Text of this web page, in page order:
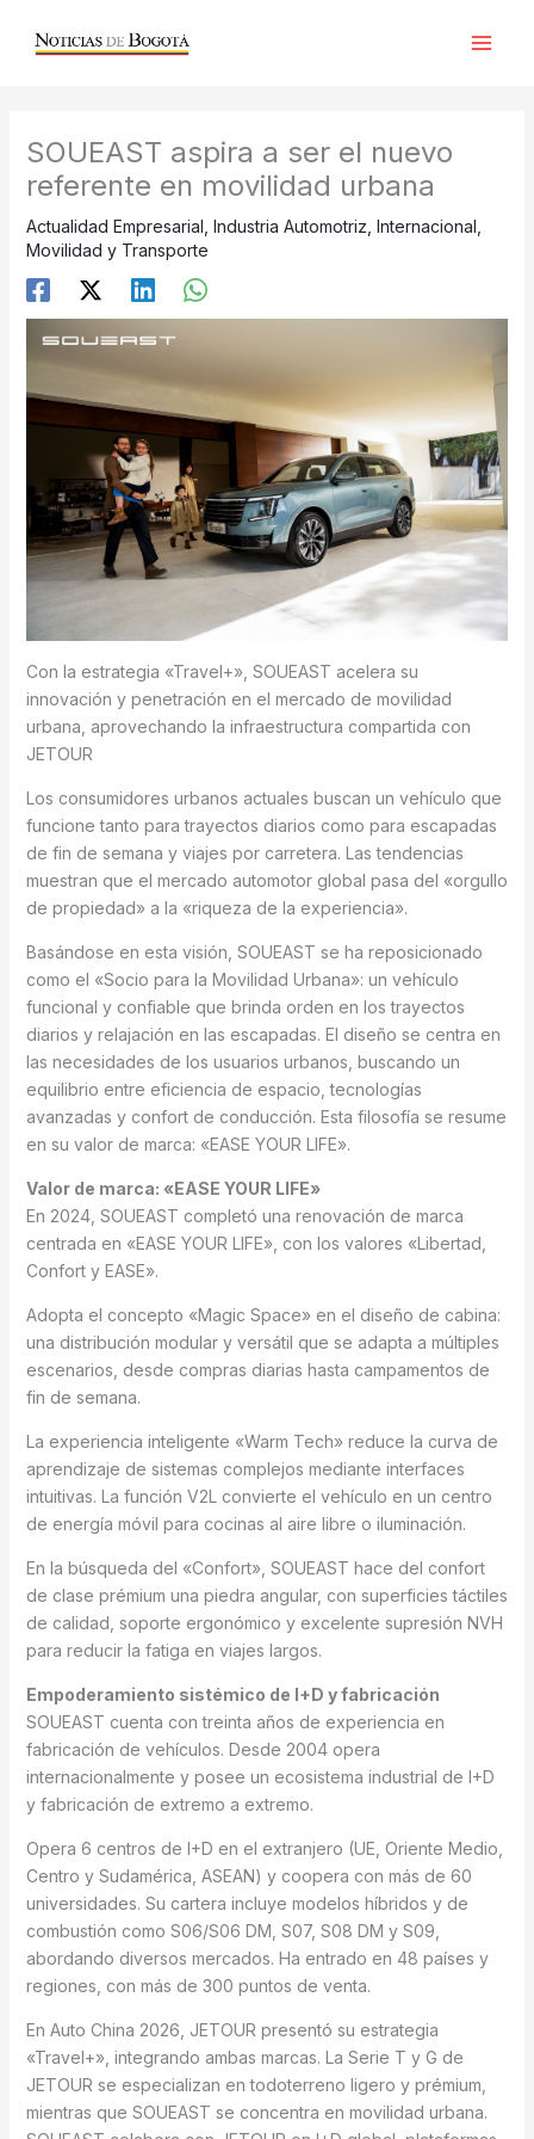
SOUEAST aspira a ser el nuevo
referente en movilidad urbana
Actualidad Empresarial Industria Automotriz Internacional
Movilidad y Transporte
Con la estrategia «Travel+», SOUEAST acelera su
innovación y penetración en el mercado de movilidad
urbana, aprovechando la infraestructura compartida con
JETOUR
Los consumidores urbanos actuales buscan un vehículo que
funcione tanto para trayectos diarios como para escapadas
de fin de semana y viajes por carretera. Las tendencias
muestran que el mercado automotor global pasa del «orgullo
de propiedad» a la «riqueza de la experiencia».
Basándose en esta visión, SOUEAST se ha reposicionado
como el «Socio para la Movilidad Urbana»: un vehículo
funcional y confiable que brinda orden en los trayectos
diarios y relajación en las escapadas. El diseño se centra en
las necesidades de los usuarios urbanos, buscando un
equilibrio entre eficiencia de espacio, tecnologías
avanzadas y confort de conducción. Esta filosofía se resume
en su valor de marca: «EASE YOUR LIFE».
Valor de marca: «EASE YOUR LIFE»
En 2024, SOUEAST completó una renovación de marca
centrada en «EASE YOUR LIFE», con los valores «Libertad,
Confort y EASE».
Adopta el concepto «Magic Space» en el diseño de cabina:
una distribución modular y versátil que se adapta a múltiples
escenarios, desde compras diarias hasta campamentos de
fin de semana.
La experiencia inteligente «Warm Tech» reduce la curva de
aprendizaje de sistemas complejos mediante interfaces
intuitivas. La función V2L convierte el vehículo en un centro
de energía móvil para cocinas al aire libre o iluminación.
En la búsqueda del «Confort», SOUEAST hace del confort
de clase prémium una piedra angular, con superficies táctiles
de calidad, soporte ergonómico y excelente supresión NVH
para reducir la fatiga en viajes largos.
Empoderamiento sistémico de I+D y fabricación
SOUEAST cuenta con treinta años de experiencia en
fabricación de vehículos. Desde 2004 opera
internacionalmente y posee un ecosistema industrial de I+D
y fabricación de extremo a extremo.
Opera 6 centros de I+D en el extranjero (UE, Oriente Medio,
Centro y Sudamérica, ASEAN) y coopera con más de 60
universidades. Su cartera incluye modelos híbridos y de
combustión como S06/S06 DM, S07, S08 DM y S09,
abordando diversos mercados. Ha entrado en 48 países y
regiones, con más de 300 puntos de venta.
En Auto China 2026, JETOUR presentó su estrategia
«Travel+», integrando ambas marcas. La Serie T y G de
JETOUR se especializan en todoterreno ligero y prémium,
mientras que SOUEAST se concentra en movilidad urbana.